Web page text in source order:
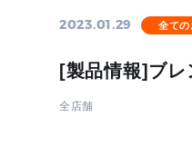
2023.01.29 全ての
[製品情報]ブ
全店舗